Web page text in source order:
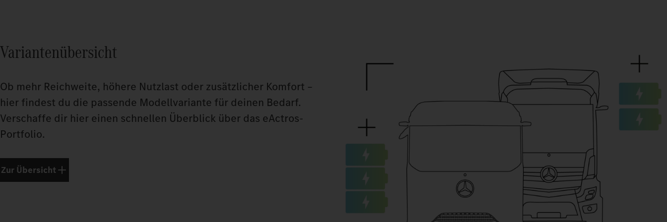
Variantenübersicht
Ob mehr Reichweite, höhere Nutzlast oder zusätzlicher Komfort –
hier findest du die passende Modellvariante für deinen Bedarf.
Verschaffe dir hier einen schnellen Überblick über das eActros-
Portfolio.
Zur Übersicht